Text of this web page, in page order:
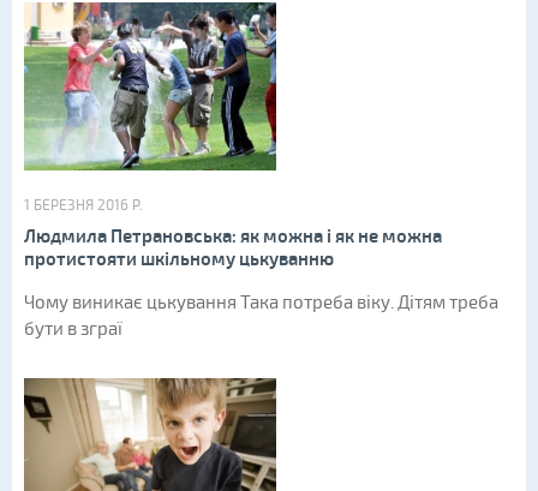
1 БЕРЕЗНЯ 2016 Р.
Людмила Петрановська: як можна і як не можна
протистояти шкільному цькуванню
Чому виникає цькування Така потреба віку. Дітям треба
бути в зграї